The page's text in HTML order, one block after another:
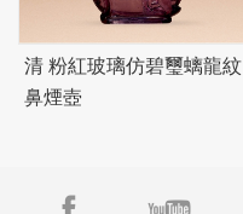
清 粉紅玻璃仿碧璽螭龍紋
鼻煙壺